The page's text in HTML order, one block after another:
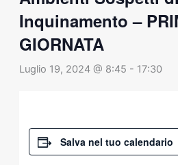
Inquinamento –
GIORNATA
Luglio 19, 2024 @ 8:45 - 17:30
Salva nel tuo calendario